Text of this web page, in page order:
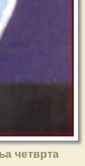
четврта